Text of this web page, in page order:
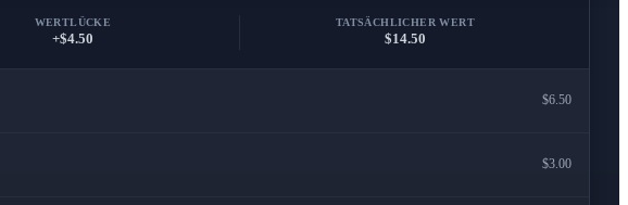
WERTLÜCKE
+$4.50
TATSÄCHLICHER WERT
$14.50
$6.50
$3.00